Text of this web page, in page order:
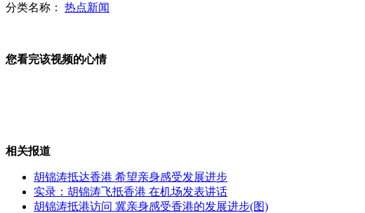
神九航天员抵京医将疗隔离14天
"热血男子"撂倒'色魔老外"(下)
分类名称： 热点新闻
您看完该视频的心情
相关报道
胡锦涛抵达香港 希望亲身感受发展进步
实录：胡锦涛飞抵香港 在机场发表讲话
胡锦涛抵港访问 冀亲身感受香港的发展进步(图)